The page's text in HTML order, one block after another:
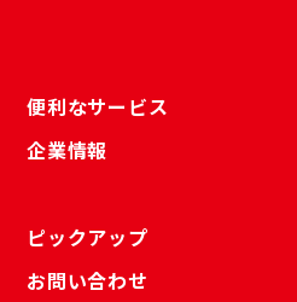
便利なサービス
企業情報
ピックアップ
お問い合わせ